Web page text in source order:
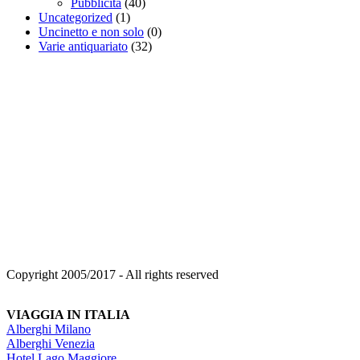
Pubblicità (40)
Uncategorized (1)
Uncinetto e non solo (0)
Varie antiquariato (32)
Copyright 2005/2017 - All rights reserved
VIAGGIA IN ITALIA
Alberghi Milano
Alberghi Venezia